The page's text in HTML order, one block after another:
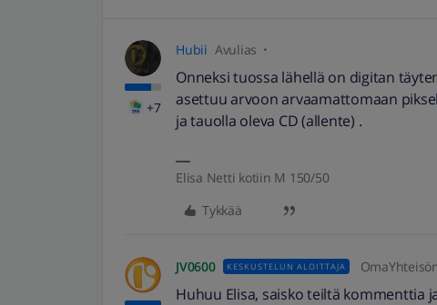
+7
Hubii Avulias
Onneksi tuossa lähellä on digitan
asettuu arvoon arvaamattomaan
ja tauolla oleva CD (allente) .
Elisa Netti kotiin M 150/50
Tykkää
JV0600 KESKUSTELUN ALOITTAJA
Huhuu Elisa, saisko teiltä kommenttia